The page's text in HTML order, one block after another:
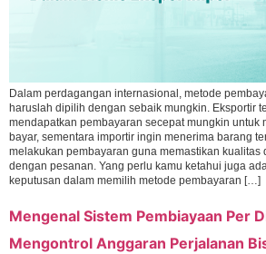
Dalam perdagangan internasional, metode
haruslah dipilih dengan sebaik mungkin. Eksportir
mendapatkan pembayaran secepat mungkin untuk
bayar, sementara importir ingin menerima barang
melakukan pembayaran guna memastikan kualitas
dengan pesanan. Yang perlu kamu ketahui juga
keputusan dalam memilih metode pembayaran […]
Mengenal Sistem Pembiayaan Per
Mengontrol Anggaran Perjalanan